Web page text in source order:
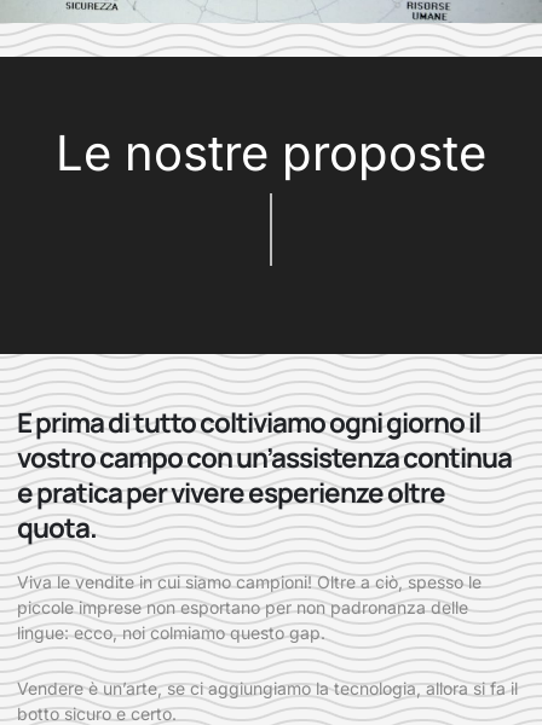
Le nostre proposte
E prima di tutto coltiviamo ogni giorno il
vostro campo con un’assistenza continua
e pratica per vivere esperienze oltre
quota.
Viva le vendite in cui siamo campioni! Oltre a ciò, spesso le
piccole imprese non esportano per non padronanza delle
lingue: ecco, noi colmiamo questo gap.
Vendere è un’arte, se ci aggiungiamo la tecnologia, allora si fa il
botto sicuro e certo.